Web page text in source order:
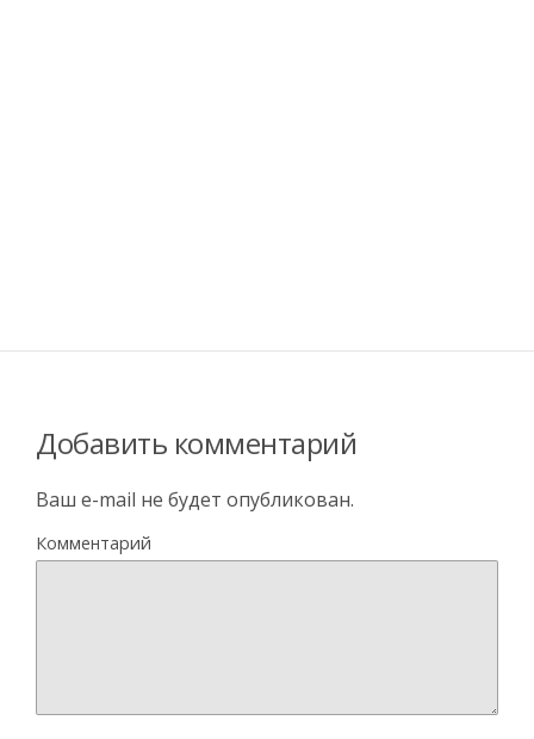
Добавить комментарий
Ваш e-mail не будет опубликован.
Комментарий